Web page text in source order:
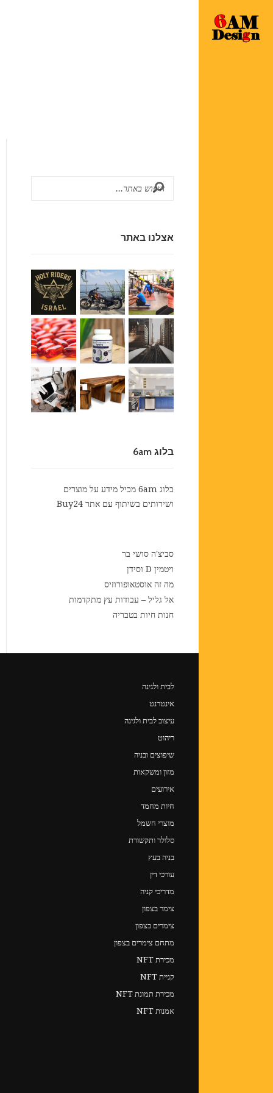
אצלנו באתר
בלוג 6am
בלוג 6am מכיל מידע על מוצרים
ושירותים בשיתוף עם אתר Buy24
סביצ'ה סושי בר
ויטמין D וסידן
מה זה אוסטאופורוזיס
אל גליל – עבודות עץ מתקדמות
חנות חיות בטבריה
לבית ולגינה
אינטרנט
עיצוב לבית ולגינה
ריהוט
שיפוצים ובניה
מזון ומשקאות
אירועים
חיות מחמד
מוצרי חשמל
סלולר ותקשורת
בניה בעץ
עורכי דין
מדריכי קניה
צימר בצפון
צימרים בצפון
מתחם צימרים בצפון
מכירת NFT
קניית NFT
מכירת תמונת NFT
אמנות NFT